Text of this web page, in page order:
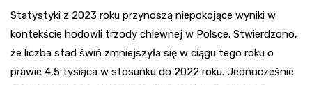
Statystyki z 2023 roku przynoszą niepokojące wyniki w
kontekście hodowli trzody chlewnej w Polsce. Stwierdzono,
że liczba stad świń zmniejszyła się w ciągu tego roku o
prawie 4,5 tysiąca w stosunku do 2022 roku. Jednocześnie